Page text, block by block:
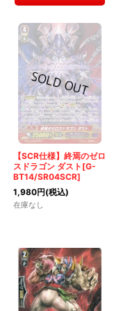
【SCR仕様】終焉のゼロ
スドラゴン ダスト[G-
BT14/SR04SCR]
1,980円(税込)
在庫なし